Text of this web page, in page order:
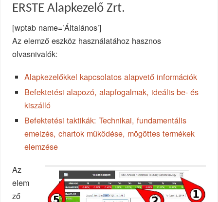
ERSTE Alapkezelő Zrt.
[wptab name=’Általános’]
Az elemző eszköz használatához hasznos
olvasnivalók:
Alapkezelőkkel kapcsolatos alapvető információk
Befektetési alapozó, alapfogalmak, ideális be- és
kiszálló
Befektetési taktikák: Technikai, fundamentális
emelzés, chartok működése, mögöttes termékek
elemzése
Az
elem
ző